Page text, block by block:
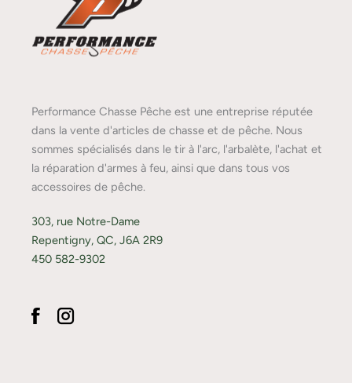
Performance Chasse Pêche est une entreprise réputée
dans la vente d'articles de chasse et de pêche. Nous
sommes spécialisés dans le tir à l'arc, l'arbalète, l'achat et
la réparation d'armes à feu, ainsi que dans tous vos
accessoires de pêche.
303, rue Notre-Dame
Repentigny, QC, J6A 2R9
450 582-9302